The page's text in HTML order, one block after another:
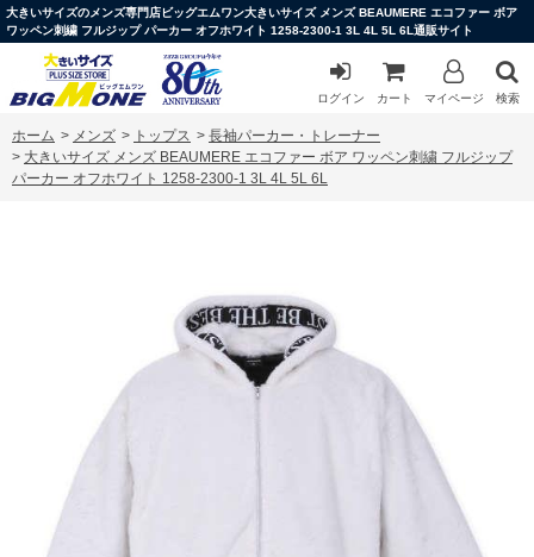
大きいサイズのメンズ専門店ビッグエムワン大きいサイズ メンズ BEAUMERE エコファー ボア
ワッペン刺繍 フルジップ パーカー オフホワイト 1258-2300-1 3L 4L 5L 6L通販サイト
ログイン カート マイページ 検索
ホーム > メンズ > トップス > 長袖パーカー・トレーナー
> 大きいサイズ メンズ BEAUMERE エコファー ボア ワッペン刺繍 フルジップ
パーカー オフホワイト 1258-2300-1 3L 4L 5L 6L